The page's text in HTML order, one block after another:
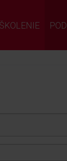
ŠKOLENIE